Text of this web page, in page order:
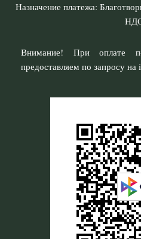
Назначение платежа:
Внимание! При оплате
предоставляем по запросу